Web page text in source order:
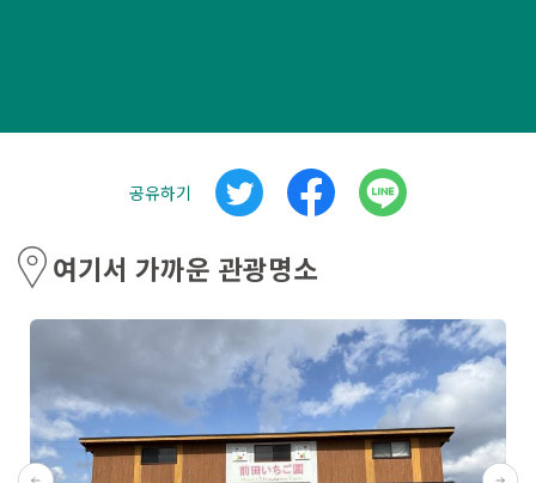
공유하기
여기서 가까운 관광명소